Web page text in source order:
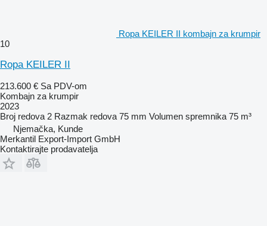
Ropa KEILER II kombajn za krumpir
10
Ropa KEILER II
213.600 € Sa PDV-om
Kombajn za krumpir
2023
Broj redova 2 Razmak redova 75 mm Volumen spremnika 75 m³
Njemačka, Kunde
Merkantil Export-Import GmbH
Kontaktirajte prodavatelja